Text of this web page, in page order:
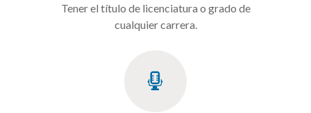
Tener el título de licenciatura o grado de
cualquier carrera.